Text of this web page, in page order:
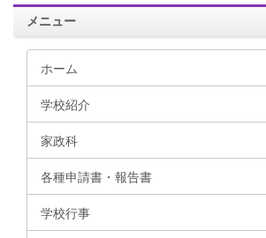
メニュー
ホーム
学校紹介
家政科
各種申請書・報告書
学校行事